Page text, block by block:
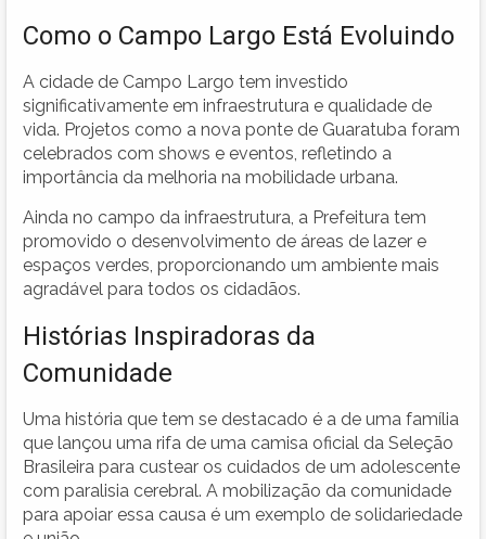
Como o Campo Largo Está Evoluindo
A cidade de Campo Largo tem investido
significativamente em infraestrutura e qualidade de
vida. Projetos como a nova ponte de Guaratuba foram
celebrados com shows e eventos, refletindo a
importância da melhoria na mobilidade urbana.
Ainda no campo da infraestrutura, a Prefeitura tem
promovido o desenvolvimento de áreas de lazer e
espaços verdes, proporcionando um ambiente mais
agradável para todos os cidadãos.
Histórias Inspiradoras da
Comunidade
Uma história que tem se destacado é a de uma família
que lançou uma rifa de uma camisa oficial da Seleção
Brasileira para custear os cuidados de um adolescente
com paralisia cerebral. A mobilização da comunidade
para apoiar essa causa é um exemplo de solidariedade